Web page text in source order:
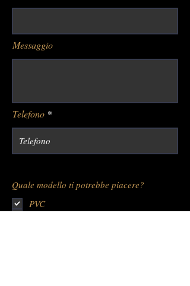
Messaggio
Telefono
Quale modello ti potrebbe piacere?
PVC
LEGNO